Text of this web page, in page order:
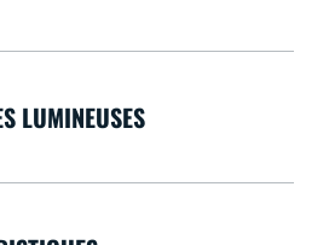
LUMINEUSES